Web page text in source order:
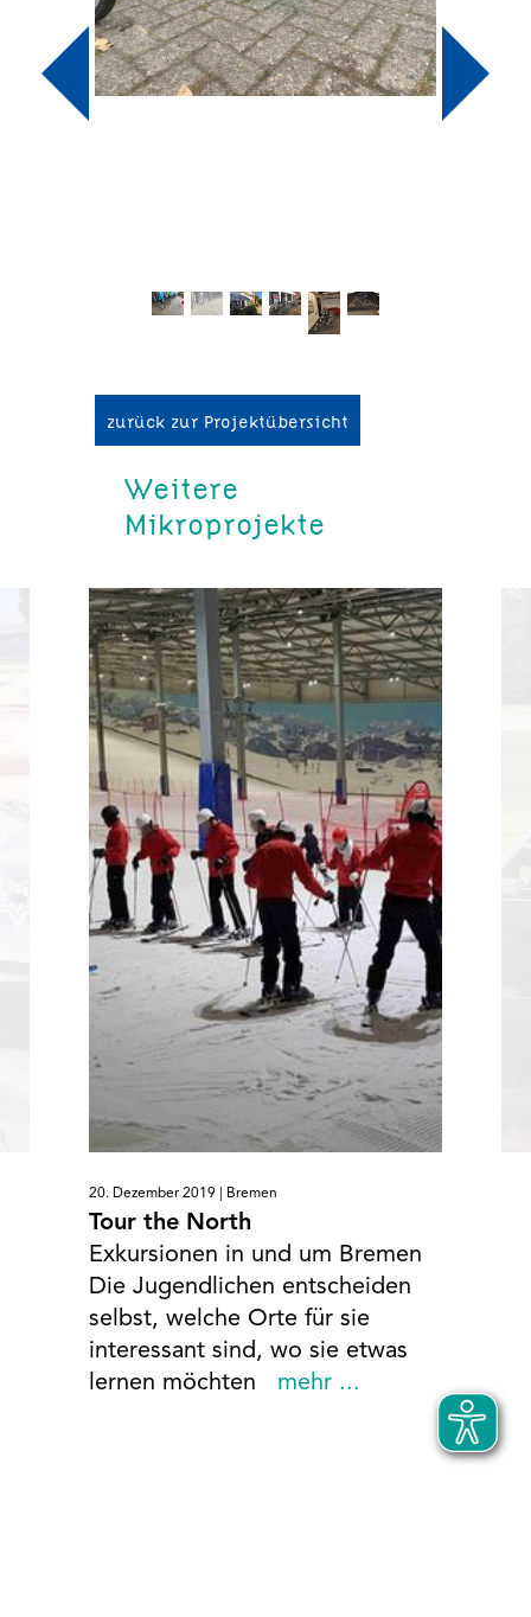
zurück zur Projektübersicht
Weitere
Mikroprojekte
20. Dezember 2019 | Bremen
Tour the North
Exkursionen in und um Bremen
Die Jugendlichen entscheiden
selbst, welche Orte für sie
interessant sind, wo sie etwas
lernen möchten
mehr ...